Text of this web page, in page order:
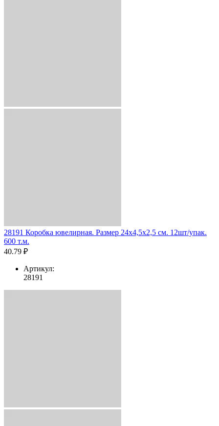
28191 Коробка ювелирная. Размер 24x4,5x2,5 см. 12шт/упак.
600 т.м.
40.79 ₽
Артикул:
28191